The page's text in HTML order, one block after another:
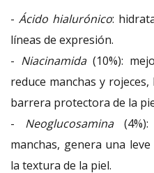
- Ácido hialurónico:
líneas de expresión.
- Niacinamida(10%):
reduce manchas y
barrera protectora de la
- Neoglucosamina
manchas, genera una
la textura de la piel.